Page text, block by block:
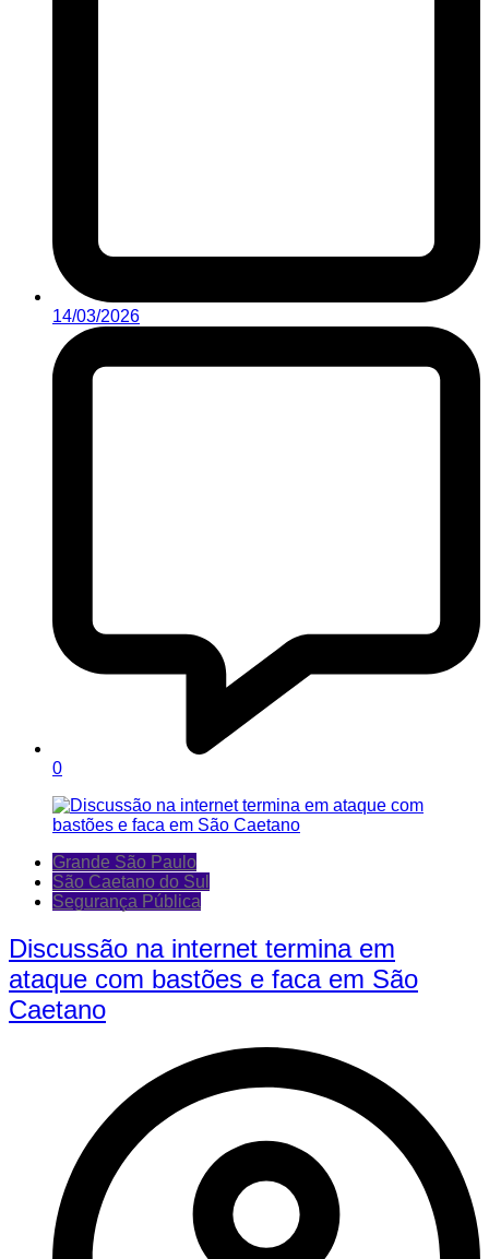
14/03/2026
0
Grande São Paulo
São Caetano do Sul
Segurança Pública
Discussão na internet termina em
ataque com bastões e faca em São
Caetano